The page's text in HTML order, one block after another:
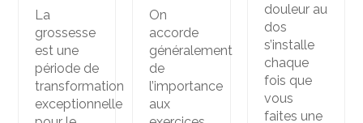
La
grossesse
est une
période de
transformation
exceptionnelle
On
accorde
généralement
de
l’importance
aux
douleur au
dos
s’installe
chaque
fois que
vous
faites une